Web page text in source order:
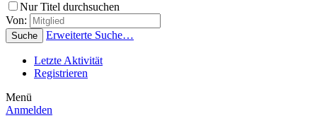
Nur Titel durchsuchen
Von:
Suche Erweiterte Suche…
Letzte Aktivität
Registrieren
Menü
Anmelden